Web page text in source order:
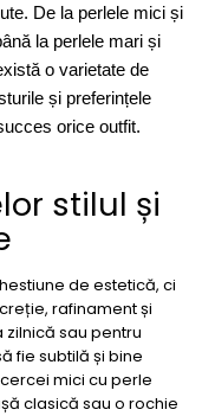
De la perlele mici și
la perlele mari și
o varietate de
și preferințele
orice outfit.
stilul și
de estetică, ci
rafinament și
sau pentru
fie subtilă și bine
mici cu perle
clasică sau o rochie